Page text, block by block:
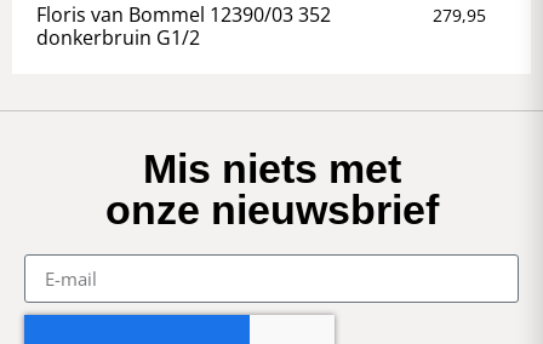
Floris van Bommel 12390/03 352
donkerbruin G1/2
279,95
Mis niets met
onze nieuwsbrief